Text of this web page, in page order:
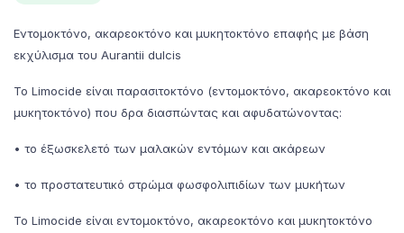
Εντομοκτόνο, ακαρεοκτόνο και μυκητοκτόνο επαφής με βάση
εκχύλισμα του Αurantii dulcis
Το Limocide είναι παρασιτοκτόνο (εντομοκτόνο, ακαρεοκτόνο και
μυκητοκτόνο) που δρα διασπώντας και αφυδατώνοντας:
• το έξωσκελετό των μαλακών εντόμων και ακάρεων
• το προστατευτικό στρώμα φωσφολιπιδίων των μυκήτων
Το Limocide είναι εντομοκτόνο, ακαρεοκτόνο και μυκητοκτόνο